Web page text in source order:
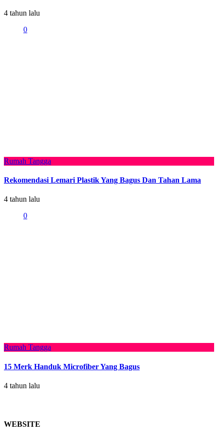
4 tahun lalu
0
Rumah Tangga
Rekomendasi Lemari Plastik Yang Bagus Dan Tahan Lama
4 tahun lalu
0
Rumah Tangga
15 Merk Handuk Microfiber Yang Bagus
4 tahun lalu
WEBSITE